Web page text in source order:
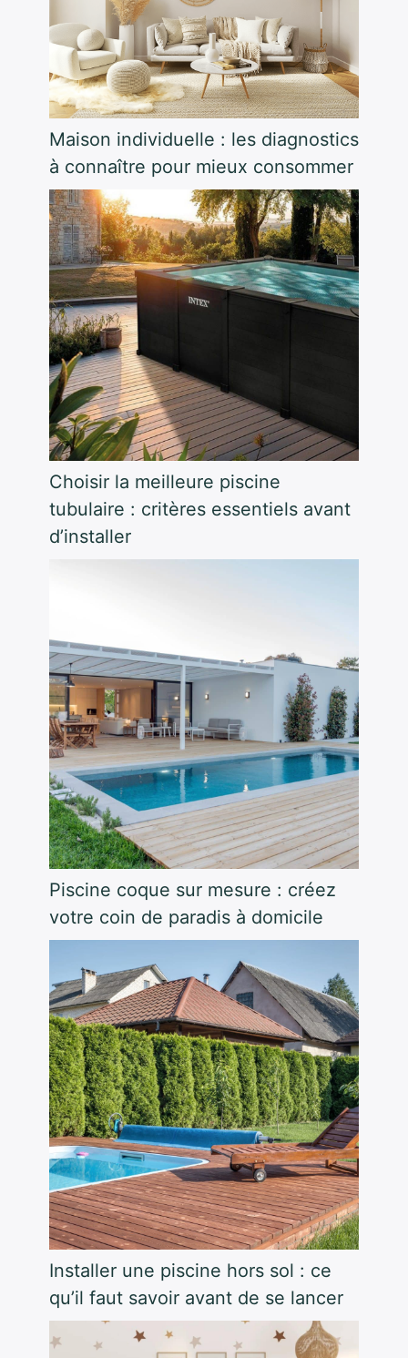
Maison individuelle : les diagnostics
à connaître pour mieux consommer
Choisir la meilleure piscine
tubulaire : critères essentiels avant
d’installer
Piscine coque sur mesure : créez
votre coin de paradis à domicile
Installer une piscine hors sol : ce
qu’il faut savoir avant de se lancer